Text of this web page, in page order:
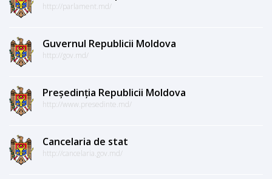
http://parlament.md/
Guvernul Republicii Moldova
http://gov.md/
Președinția Republicii Moldova
http://www.presedinte.md/
Cancelaria de stat
http://cancelaria.gov.md/